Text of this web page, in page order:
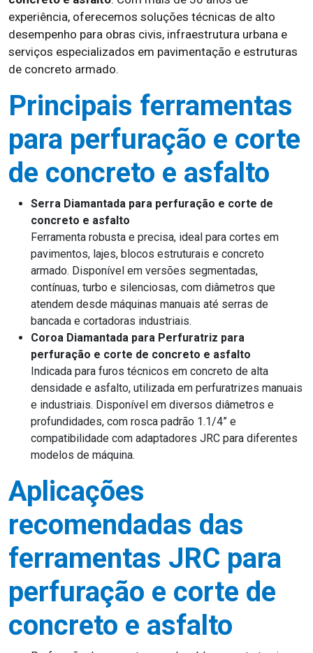
experiência, oferecemos soluções técnicas de alto
desempenho para obras civis, infraestrutura urbana e
serviços especializados em pavimentação e estruturas
de concreto armado.
Principais ferramentas
para perfuração e corte
de concreto e asfalto
Serra Diamantada para perfuração e corte de
concreto e asfalto
Ferramenta robusta e precisa, ideal para cortes em
pavimentos, lajes, blocos estruturais e concreto
armado. Disponível em versões segmentadas,
contínuas, turbo e silenciosas, com diâmetros que
atendem desde máquinas manuais até serras de
bancada e cortadoras industriais.
Coroa Diamantada para Perfuratriz para
perfuração e corte de concreto e asfalto
Indicada para furos técnicos em concreto de alta
densidade e asfalto, utilizada em perfuratrizes manuais
e industriais. Disponível em diversos diâmetros e
profundidades, com rosca padrão 1.1/4” e
compatibilidade com adaptadores JRC para diferentes
modelos de máquina.
Aplicações
recomendadas das
ferramentas JRC para
perfuração e corte de
concreto e asfalto